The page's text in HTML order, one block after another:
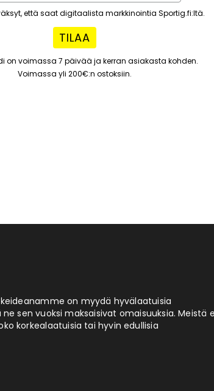
että saat digitaalista markkinointia Sportig.fi:ltä.
TILAA
on voimassa 7 päivää ja kerran asiakasta kohden.
Voimassa yli 200€:n ostoksiin.
on myydä hyvälaatuisia
sen vuoksi maksaisivat omaisuuksia. Meistä
korkealaatuisia tai hyvin edullisia